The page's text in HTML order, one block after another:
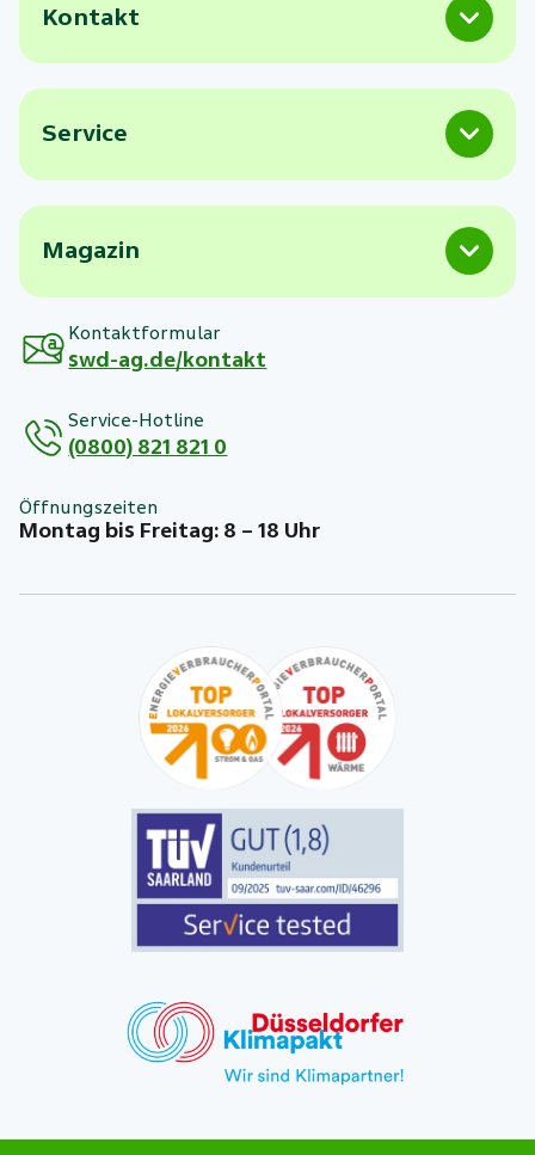
Kontakt
Service
Magazin
Kontaktformular
swd-ag.de/kontakt
Service-Hotline
(0800) 821 821 0
Öffnungszeiten
Montag bis Freitag: 8 – 18 Uhr